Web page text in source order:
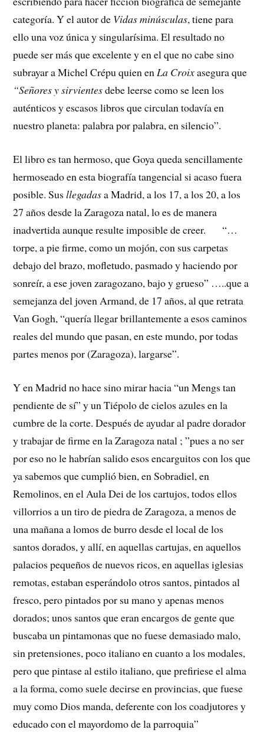
categoría. Y el autor de Vidas minúsculas, tiene para
ello una voz única y singularísima. El resultado no
puede ser más que excelente y en el que no cabe sino
subrayar a Michel Crépu quien enLa Croixasegura que
“Señores y sirvientesdebe leerse como se leen los
auténticos y escasos libros que circulan todavía en
nuestro planeta: palabra por palabra, en silencio”.
El libro es tan hermoso, que Goya queda sencillamente
hermoseado en esta biografía tangencial si acaso fuera
posible. Susllegadasa Madrid, a los 17, a los 20, a los
27 años desde la Zaragoza natal, lo es de manera
inadvertida aunque resulte imposible de creer. “…
torpe, a pie firme, como un mojón, con sus carpetas
debajo del brazo, mofletudo, pasmado y haciendo por
sonreír, a ese joven zaragozano, bajo y grueso” …..que a
semejanza del joven Armand, de 17 años, al que retrata
Van Gogh, “quería llegar brillantemente a esos caminos
reales del mundo que pasan, en este mundo, por todas
partes menos por (Zaragoza), largarse”.
Y en Madrid no hace sino mirar hacia “un Mengs tan
pendiente de sí” y un Tiépolo de cielos azules en la
cumbre de la corte. Después de ayudar al padre dorador
y trabajar de firme en la Zaragoza natal ; ”pues a no ser
por eso no le habrían salido esos encarguitos con los que
ya sabemos que cumplió bien, en Sobradiel, en
Remolinos, en el Aula Dei de los cartujos, todos ellos
villorrios a un tiro de piedra de Zaragoza, a menos de
una mañana a lomos de burro desde el local de los
santos dorados, y allí, en aquellas cartujas, en aquellos
palacios pequeños de nuevos ricos, en aquellas iglesias
remotas, estaban esperándolo otros santos, pintados al
fresco, pero pintados por su mano y apenas menos
dorados; unos santos que eran encargos de gente que
buscaba un pintamonas que no fuese demasiado malo,
sin pretensiones, poco italiano en cuanto a los modales,
pero que pintase al estilo italiano, que prefiriese el alma
a la forma, como suele decirse en provincias, que fuese
muy como Dios manda, deferente con los coadjutores y
educado con el mayordomo de la parroquia”